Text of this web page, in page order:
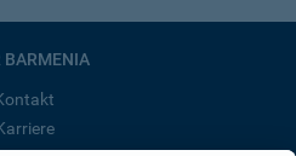
BARMENIA